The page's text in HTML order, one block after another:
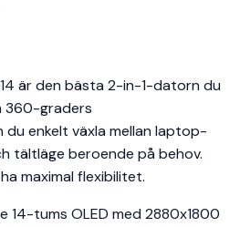
14 är den bästa 2-in-1-datorn du
360-graders
du enkelt växla mellan laptop-
tältläge beroende på behov.
maximal flexibilitet.
14-tums OLED med 2880x1800